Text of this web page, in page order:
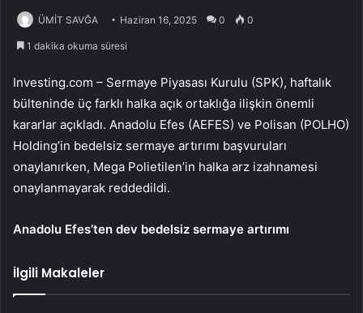
ÜMİT SAVĞA Haziran 16, 2025 0 0
1 dakika okuma süresi
Investing.com – Sermaye Piyasası Kurulu (SPK), haftalık
bülteninde üç farklı halka açık ortaklığa ilişkin önemli
kararlar açıkladı. Anadolu Efes (AEFES) ve Polisan (POLHO)
Holding’in bedelsiz sermaye artırımı başvuruları
onaylanırken, Mega Polietilen’in halka arz izahnamesi
onaylanmayarak reddedildi.
Anadolu Efes’ten dev bedelsiz sermaye artırımı
İlgili Makaleler